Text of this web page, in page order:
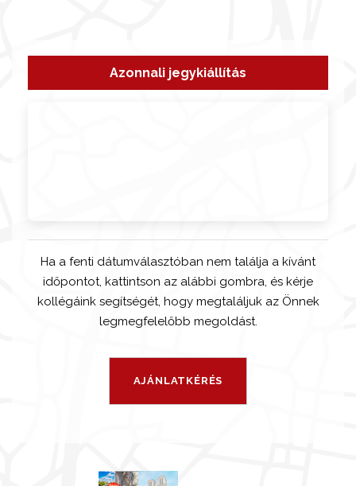
Azonnali jegykiállítás
Ha a fenti dátumválasztóban nem találja a kívánt
időpontot, kattintson az alábbi gombra, és kérje
kollégáink segítségét, hogy megtaláljuk az Önnek
legmegfelelőbb megoldást.